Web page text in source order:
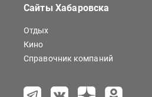
Сайты Хабаровска
Отдых
Кино
Справочник компаний